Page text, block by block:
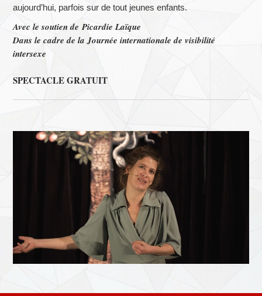
aujourd’hui, parfois sur de tout jeunes enfants.
Avec le soutien de Picardie Laïque
Dans le cadre de la Journée internationale de visibilité
intersexe
SPECTACLE GRATUIT
Lecteur